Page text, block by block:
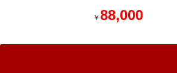
￥ 88,000